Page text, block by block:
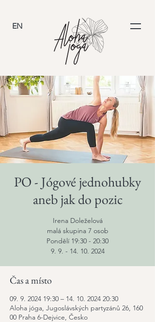
EN
PO - Jógové jednohubky
aneb jak do pozic
Irena Doleželová
malá skupina 7 osob
Pondělí 19:30 - 20:30
9. 9. - 14. 10. 2024
Čas a místo
09. 9. 2024 19:30 – 14. 10. 2024 20:30
Aloha jóga, Jugoslávských partyzánů 26, 160
00 Praha 6-Dejvice, Česko